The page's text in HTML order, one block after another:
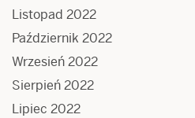
Listopad 2022
Październik 2022
Wrzesień 2022
Sierpień 2022
Lipiec 2022